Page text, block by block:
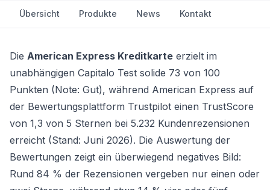
Übersicht Produkte News Kontakt
Die American Express Kreditkarte erzielt im
unabhängigen Capitalo Test solide 73 von 100
Punkten (Note: Gut), während American Express auf
der Bewertungsplattform Trustpilot einen TrustScore
von 1,3 von 5 Sternen bei 5.232 Kundenrezensionen
erreicht (Stand: Juni 2026). Die Auswertung der
Bewertungen zeigt ein überwiegend negatives Bild:
Rund 84 % der Rezensionen vergeben nur einen oder